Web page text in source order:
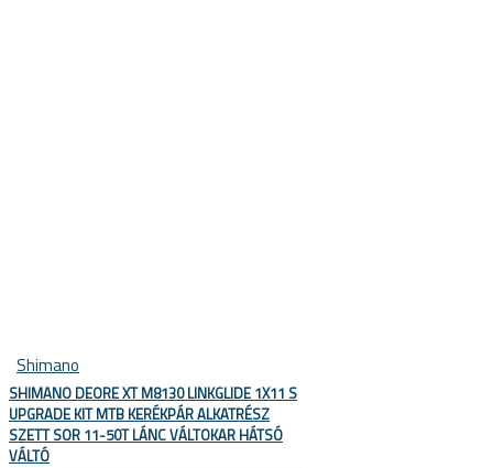
Shimano
SHIMANO DEORE XT M8130 LINKGLIDE 1X11 S
UPGRADE KIT MTB KERÉKPÁR ALKATRÉSZ
SZETT SOR 11-50T LÁNC VÁLTOKAR HÁTSÓ
VÁLTÓ